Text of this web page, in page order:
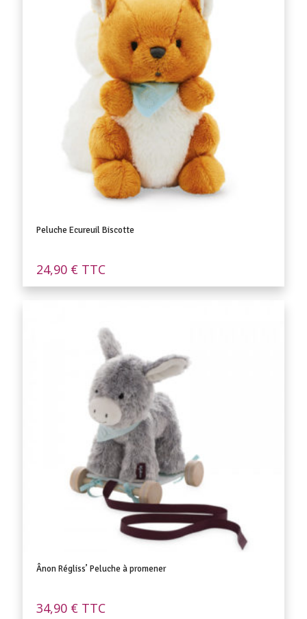
Peluche Ecureuil Biscotte
24,90 € TTC
Ânon Régliss’ Peluche à promener
34,90 € TTC